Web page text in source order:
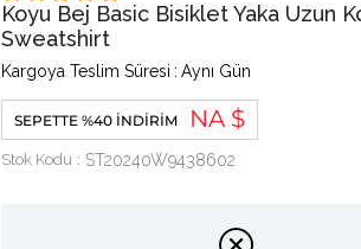
Koyu Bej Basic Bisiklet Yaka Uzun
Sweatshirt
Kargoya Teslim Süresi : Aynı Gün
SEPETTE %40 İNDIRIM NA $
Stok Kodu ST20240W9438602